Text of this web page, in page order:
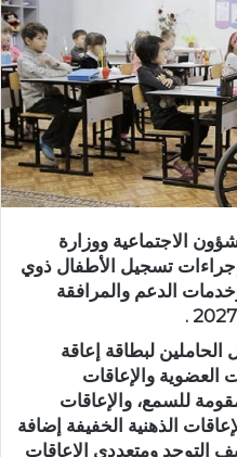
الاجتماعية ووزارة
تسجيل الأطفال ذوي
وخدمات الدعم والمرافقة
لبطاقة إعاقة
العضوية والإعاقات
للسمع، والإعاقات
الذهنية الخفيفة إضافة
التوحد ومتعددي الإعاقات